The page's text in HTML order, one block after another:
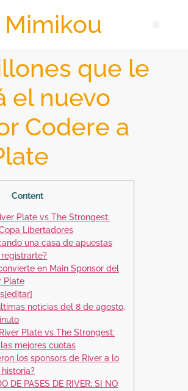
que le
el nuevo
Codere a
Content
Plate vs The Strongest:
Libertadores
una casa de apuestas
en Main Sponsor del
Plate
noticias del 8 de agosto,
Plate vs The Strongest:
mejores cuotas
los sponsors de River a lo
DE PASES DE RIVER: SI NO